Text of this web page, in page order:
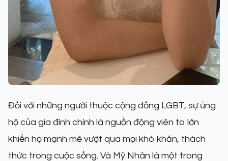
Đối với những người thuộc cộng đồng LGBT, sự ủng
hộ của gia đình chính là nguồn động viên to lớn
khiến họ mạnh mẽ vượt qua mọi khó khăn, thách
thức trong cuộc sống. Và Mỹ Nhân là một trong